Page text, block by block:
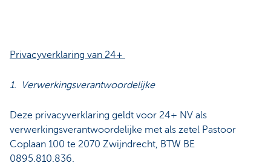
Privacyverklaring van 24+
1. Verwerkingsverantwoordelijke
Deze privacyverklaring geldt voor 24+ NV als
verwerkingsverantwoordelijke met als zetel Pastoor
Coplaan 100 te 2070 Zwijndrecht, BTW BE
0895.810.836.